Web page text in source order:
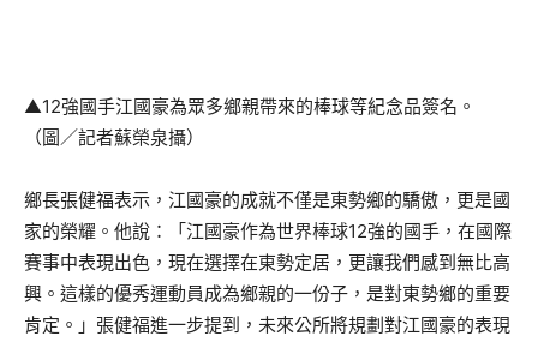
▲12強國手江國豪為眾多鄉親帶來的棒球等紀念品簽名。
（圖／記者蘇榮泉攝）
鄉長張健福表示，江國豪的成就不僅是東勢鄉的驕傲，更是國
家的榮耀。他說：「江國豪作為世界棒球12強的國手，在國際
賽事中表現出色，現在選擇在東勢定居，更讓我們感到無比高
興。這樣的優秀運動員成為鄉親的一份子，是對東勢鄉的重要
肯定。」張健福進一步提到，未來公所將規劃對江國豪的表現